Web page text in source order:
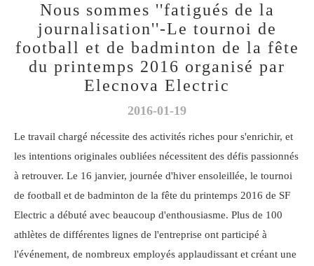
Nous sommes ''fatigués de la
journalisation''-Le tournoi de
football et de badminton de la fête
du printemps 2016 organisé par
Elecnova Electric
2016-01-19
Le travail chargé nécessite des activités riches pour s'enrichir, et
les intentions originales oubliées nécessitent des défis passionnés
à retrouver. Le 16 janvier, journée d'hiver ensoleillée, le tournoi
de football et de badminton de la fête du printemps 2016 de SF
Electric a débuté avec beaucoup d'enthousiasme. Plus de 100
athlètes de différentes lignes de l'entreprise ont participé à
l'événement, de nombreux employés applaudissant et créant une